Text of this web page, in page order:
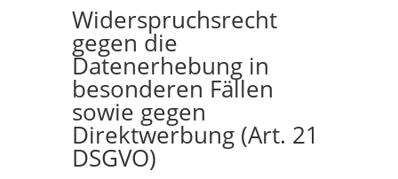
Widerspruchsrecht
gegen die
Datenerhebung in
besonderen Fällen
sowie gegen
Direktwerbung (Art. 21
DSGVO)